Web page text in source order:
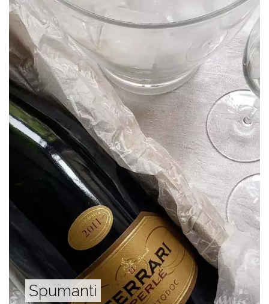
Spumanti